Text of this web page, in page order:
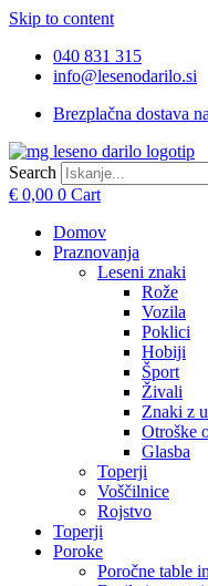
Skip to content
040 831 315
info@lesenodarilo.si
Brezplačna dostava
Search
€ 0,00 0 Cart
Domov
Praznovanja
Leseni znaki
Rože
Vozila
Poklici
Hobiji
Šport
Živali
Znaki z
Otroške
Glasba
Toperji
Voščilnice
Rojstvo
Toperji
Poroke
Poročne table